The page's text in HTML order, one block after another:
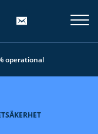
operational